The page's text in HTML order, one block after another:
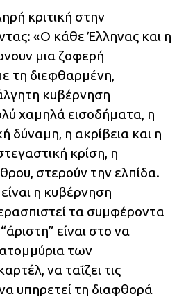
κριτική στην
«Ο κάθε Έλληνας και η
μια ζοφερή
τη διεφθαρμένη,
κυβέρνηση
χαμηλά εισοδήματα, η
δύναμη, η ακρίβεια και η
κρίση, η
στερούν την ελπίδα.
η κυβέρνηση
τα συμφέροντα
είναι στο να
των
να ταΐζει τις
υπηρετεί τη διαφθορά